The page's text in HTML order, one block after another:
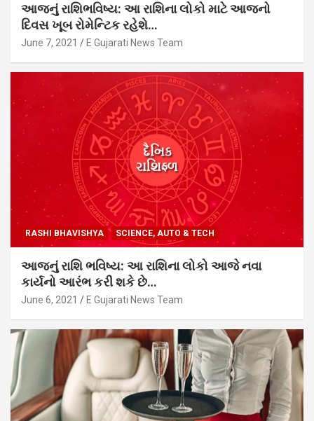
આજનું રાશિભવિષ્ય: આ રાશિના લોકો માટે આજનો
દિવસ ખૂબ રોમેન્ટિક રહેશે…
June 7, 2021 E Gujarati News Team
RASHI BHAVISHYA SCIENCE, AUTO & TECH
આજનું રાશિ ભવિષ્ય: આ રાશિના લોકો આજે નવા
કાર્યનો આરંભ કરી શકે છે…
June 6, 2021 E Gujarati News Team